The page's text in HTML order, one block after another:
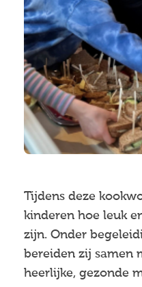
Tijdens deze
kinderen hoe leuk
zijn. Onder
bereiden zij samen
heerlijke, gezonde